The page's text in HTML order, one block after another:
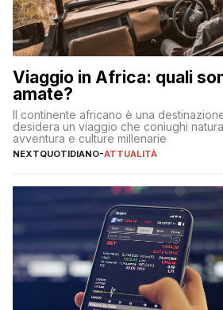
Viaggio in Africa: quali
amate?
Il continente africano è una
desidera un viaggio che coniughi natura
avventura e culture millenarie
NEXTQUOTIDIANO-ATTUALITÀ